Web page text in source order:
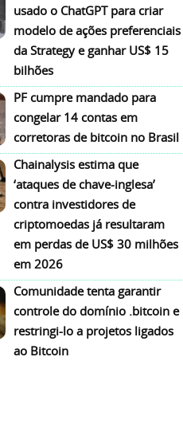
usado o ChatGPT para criar
modelo de ações preferenciais
da Strategy e ganhar US$ 15
bilhões
PF cumpre mandado para
congelar 14 contas em
corretoras de bitcoin no Brasil
Chainalysis estima que
‘ataques de chave-inglesa’
contra investidores de
criptomoedas já resultaram
em perdas de US$ 30 milhões
em 2026
Comunidade tenta garantir
controle do domínio .bitcoin e
restringi-lo a projetos ligados
ao Bitcoin